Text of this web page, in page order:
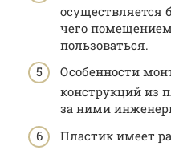
осуществляется
чего
пользоваться.
Особенности
конструкций из
за ними
Пластик имеет